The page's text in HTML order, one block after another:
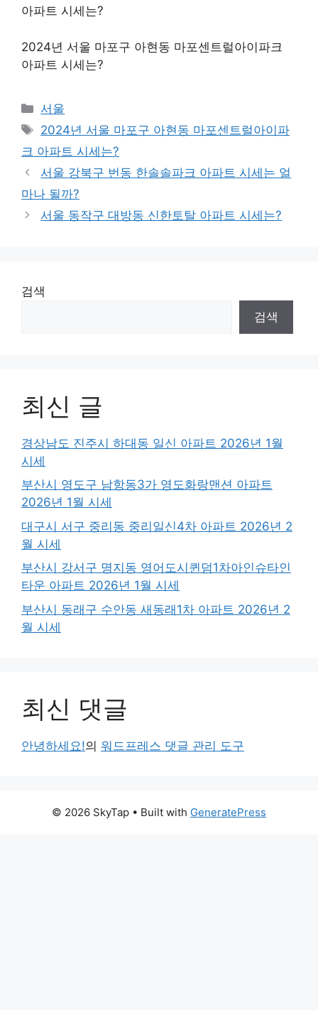
아파트 시세는?
2024년 서울 마포구 아현동 마포센트럴아이파크
아파트 시세는?
Categories
서울
Tags
2024년 서울 마포구 아현동 마포센트럴아이파
크 아파트 시세는?
서울 강북구 번동 한솔솔파크 아파트 시세는 얼
마나 될까?
서울 동작구 대방동 신한토탈 아파트 시세는?
검색
검색
최신 글
경상남도 진주시 하대동 일신 아파트 2026년 1월
시세
부산시 영도구 남항동3가 영도화랑맨션 아파트
2026년 1월 시세
대구시 서구 중리동 중리일신4차 아파트 2026년 2
월 시세
부산시 강서구 명지동 영어도시퀸덤1차아인슈타인
타운 아파트 2026년 1월 시세
부산시 동래구 수안동 새동래1차 아파트 2026년 2
월 시세
최신 댓글
안녕하세요!의 워드프레스 댓글 관리 도구
© 2026 SkyTap • Built with GeneratePress